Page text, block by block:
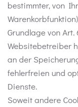
bestimmter, von
Grundlage von Art.
Websitebetreiber
an der
fehlerfreien und
Dienste.
Soweit andere